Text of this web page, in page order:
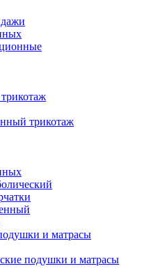
трикотаж
и матрасы
подушки и матрасы